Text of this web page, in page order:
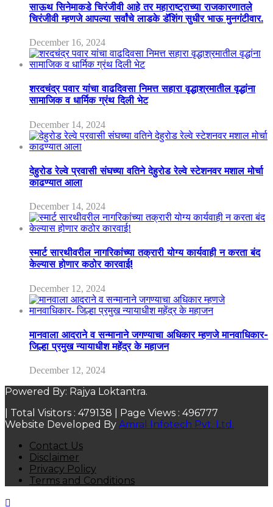
साऊथ सिनेमाकडे चिरंजीवी आहे तर महाराष्ट्राच्या राजकारणातले
चिरंजीवी म्हणजे आपल्या सर्वांचे लाडके डॅशिंग सुधीर भाऊ मुनगंटीवार.
December 16, 2024
शरदचंद्र पवार यांचा वाढदिवसा निमत्त सहारा वृद्धाश्रमातील वृद्धांना
सामाजिक व धार्मिक ग्रंथ दिली भेट
December 14, 2024
देहुरोड रेल्वे प्रवासी संघच्या वतिने देहुरोड रेल्वे स्टेशनवर मशाल मोर्चा
काढण्यात आला
December 14, 2024
स्मार्ट सारथीवरील नागरिकांच्या तक्रारी योग्य कार्यवाही न करता बंद
केल्यास होणार कठोर कारवाई!
December 12, 2024
मानवाला आदराने व सन्मानाने जगण्याचा अधिकार म्हणजे मानवाधिकार-
जिल्हा प्रमुख न्यायाधीश महेंद्र के महाजन
December 12, 2024
Powered By: Rajya Loktantra.
| Total Visitors : 479138 | Page Views : 496777
Website Developed By Amral Infotech Pvt. Ltd.
Contact Us
Disclaimer
Privacy Policy
Terms and Conditions